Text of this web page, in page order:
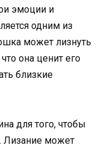
эмоции и
одним из
может лизнуть
она ценит его
близкие
для того, чтобы
Лизание может